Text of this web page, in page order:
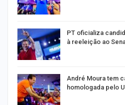
PT oficializa
à reeleição ao
André Moura tem
homologada pelo